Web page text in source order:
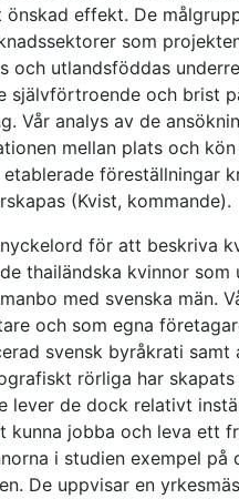
effekt. De
som
och utlandsföddas
självförtroende och brist
Vår analys av de
mellan plats och
föreställningar
(Kvist, kommande).
för att beskriva
thailändska kvinnor
med svenska män.
och som egna
svensk byråkrati
rörliga har
lever de dock relativt
jobba och leva ett
i studien exempel
De uppvisar en